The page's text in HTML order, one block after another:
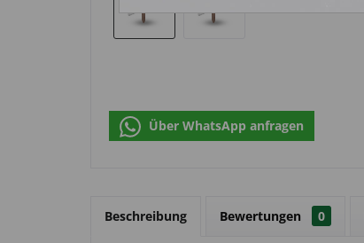
Über WhatsApp anfragen
Beschreibung Bewertungen 0